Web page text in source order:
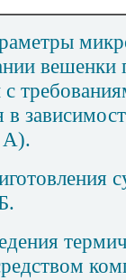
с
А).
.